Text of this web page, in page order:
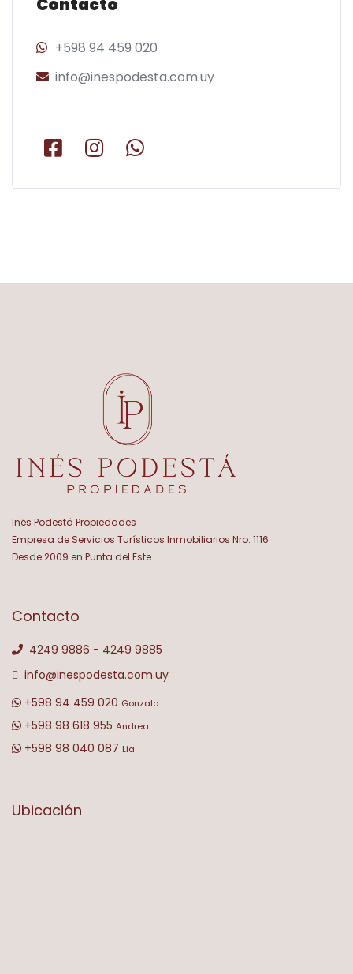
Contacto
+598 94 459 020
info@inespodesta.com.uy
Inés Podestá Propiedades
Empresa de Servicios Turísticos Inmobiliarios Nro. 1116
Desde 2009 en Punta del Este.
Contacto
4249 9886 - 4249 9885
info@inespodesta.com.uy
+598 94 459 020 Gonzalo
+598 98 618 955 Andrea
+598 98 040 087 Lia
Ubicación